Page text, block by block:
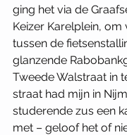
ging het via de
Keizer Karelplein,
tussen de
glanzende
Tweede Walstraat in
straat had mijn in
studerende zus een
met – geloof het of